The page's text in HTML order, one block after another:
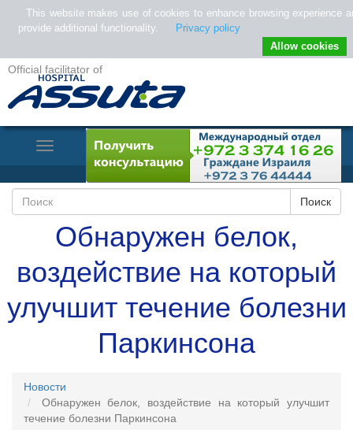
Official facilitator of
Toggle
Navigation
Обнаружен белок,
воздействие на который
улучшит течение болезни
Паркинсона
Новости
Обнаружен белок, воздействие на который улучшит
течение болезни Паркинсона
This website makes use of cookies to enhance browsing experience
provide additional functionality.
Privacy policy
Allow cookies